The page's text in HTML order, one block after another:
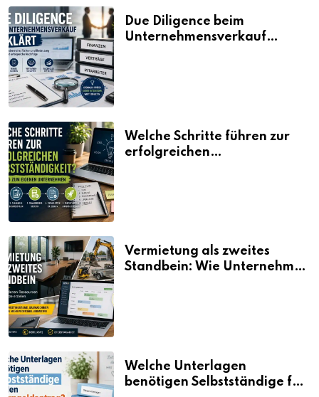
Due Diligence beim
Unternehmensverkauf
Welche Schritte führen zur
erfolgreichen
Vermietung als zweites
Standbein: Wie Unternehmen
Welche Unterlagen
benötigen Selbstständige für